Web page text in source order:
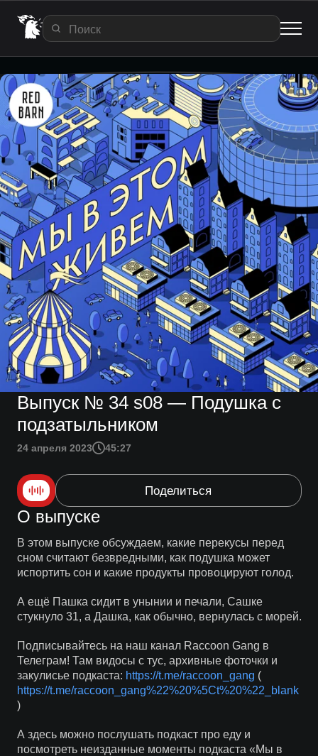
Выпуск № 34 s08 — Подушка с
подзатыльником
24 апреля 2023 45:27
Поделиться
О выпуске
В этом выпуске обсуждаем, какие перекусы перед
сном считают безвредными, как подушка может
испортить сон и какие продукты провоцируют голод.
А ещё Пашка сидит в унынии и печали, Сашке
стукнуло 31, а Дашка, как обычно, вернулась с морей.
Подписывайтесь на наш канал Raccoon Gang в
Телеграм! Там видосы с тус, архивные фоточки и
закулисье подкаста: https://t.me/raccoon_gang (
https://t.me/raccoon_gang%22%20%5Ct%20%22_blank
)
А здесь можно послушать подкаст про еду и
посмотреть неизданные моменты подкаста «Мы в